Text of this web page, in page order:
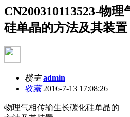
CN200310113523-物
硅单晶的方法及其装置
楼主 admin
收藏2016-7-13 17:08:26
物理气相传输生长碳化硅单晶的